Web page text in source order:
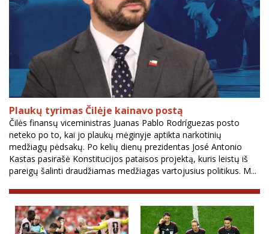
Plaukų tyrimas Čilėje kainavo postą
Čilės finansų viceministras Juanas Pablo Rodríguezas posto
neteko po to, kai jo plaukų mėginyje aptikta narkotinių
medžiagų pėdsakų. Po kelių dienų prezidentas José Antonio
Kastas pasirašė Konstitucijos pataisos projektą, kuris leistų iš
pareigų šalinti draudžiamas medžiagas vartojusius politikus. M...